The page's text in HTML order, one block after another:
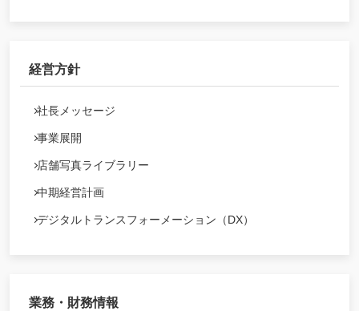
経営方針
社長メッセージ
事業展開
店舗写真ライブラリー
中期経営計画
デジタルトランスフォーメーション（DX）
業務・財務情報